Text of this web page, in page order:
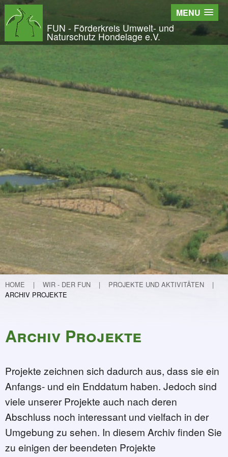
Wir - der FUN
Der Verein
Entstehung und Geschichte
Kontakt
Der Vorstand
Orts- und Arbeitsgruppen
Bundesfreiwilligendienst und Freiwilliges
Satzung und Leitbild
Veröffentlichungen
Projekte und Aktivitäten
Initiative Langes Leben
Urwald Hondelage
Togo - ein Projekt in Afrika
GAK-Projekte
Nistkästen
Teichvertiefung
Weitere Projekte
Lebendige Schunter
Etablierung eines Nationalparks in Guinea
Flurneuordnung in Hondelage
30 Jahre FUN
Programm und Infos
32 - Mit Krokussen (ver)-spekuliert …
31 - Kleiner Kater - große Wirkung
30 - Der Garten – meine Aufgabe
29 - Die Macht der Inspiration oder
28 - Ein Verhängnisvoller Anruf
27 - Von der Mergelkuhle zum FUN
FUN - Förderkreis Umwelt- und
Naturschutz Hondelage e.V.
HOME WIR - DER FUN
PROJEKTE UND AKTIVITÄTEN
ARCHIV PROJEKTE
Archiv Projekte
Projekte zeichnen sich dadurch aus, dass sie ein
Anfangs- und ein Enddatum haben. Jedoch sind
viele unserer Projekte auch nach deren
Abschluss noch interessant und vielfach in der
Umgebung zu sehen. In diesem Archiv finden Sie
zu einigen der beendeten Projekte
MENU